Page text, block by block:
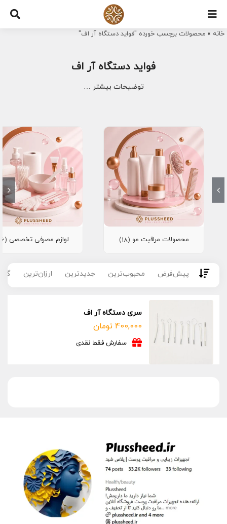
Skip
content
خانه » محصولات برچسب خورده "فواید دستگاه آر اف"
فواید دستگاه آر اف
توضیحات بیشتر …
محصولات مراقبت مو (18) لوازم مصرفی تخصصی (16)
پیش‌فرض محبوب‌ترین جدیدترین ارزان‌ترین
سری دستگاه آر اف
400,000 تومان
سفارش فقط نقدی